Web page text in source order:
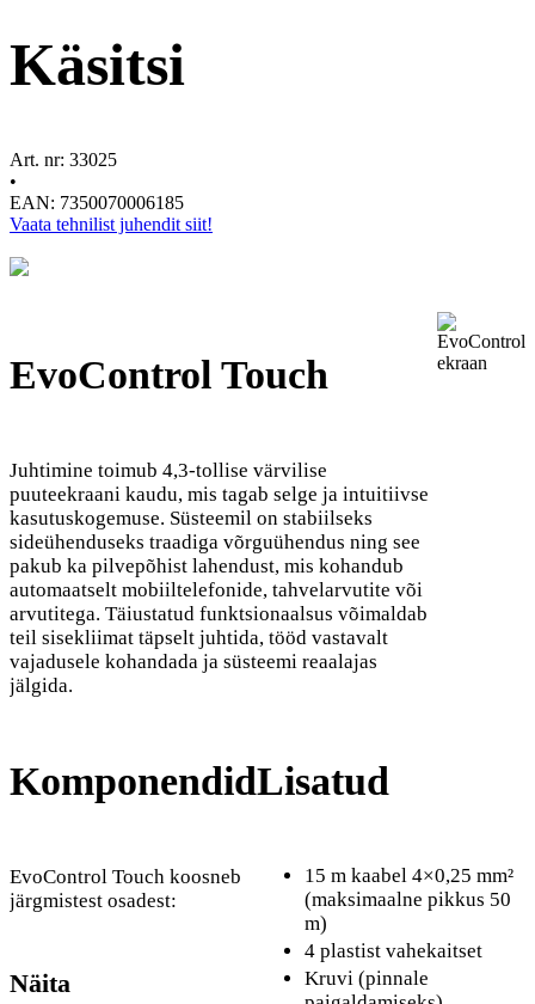
Käsitsi
Art. nr: 33025
•
EAN: 7350070006185
Vaata tehnilist juhendit siit!
EvoControl Touch
Juhtimine toimub 4,3-tollise värvilise
puuteekraani kaudu, mis tagab selge ja intuitiivse
kasutuskogemuse. Süsteemil on stabiilseks
sideühenduseks traadiga võrguühendus ning see
pakub ka pilvepõhist lahendust, mis kohandub
automaatselt mobiiltelefonide, tahvelarvutite või
arvutitega. Täiustatud funktsionaalsus võimaldab
teil sisekliimat täpselt juhtida, tööd vastavalt
vajadusele kohandada ja süsteemi reaalajas
jälgida.
Komponendid
EvoControl Touch koosneb
järgmistest osadest:
Näita
Lisatud
15 m kaabel 4×0,25 mm²
(maksimaalne pikkus 50
m)
4 plastist vahekaitset
Kruvi (pinnale